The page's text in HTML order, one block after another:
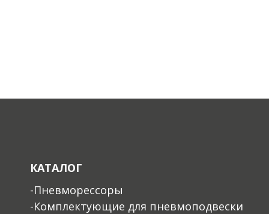
КАТАЛОГ
-Пневморессоры
-Комплектующие для пневмоподвески